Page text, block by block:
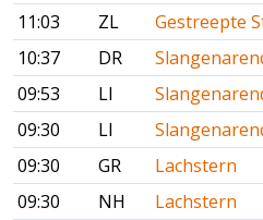
11:03
ZL
Gestreepte
10:37
DR
09:53
LI
09:30
LI
09:30
GR
Lachstern
09:30
NH
Lachstern